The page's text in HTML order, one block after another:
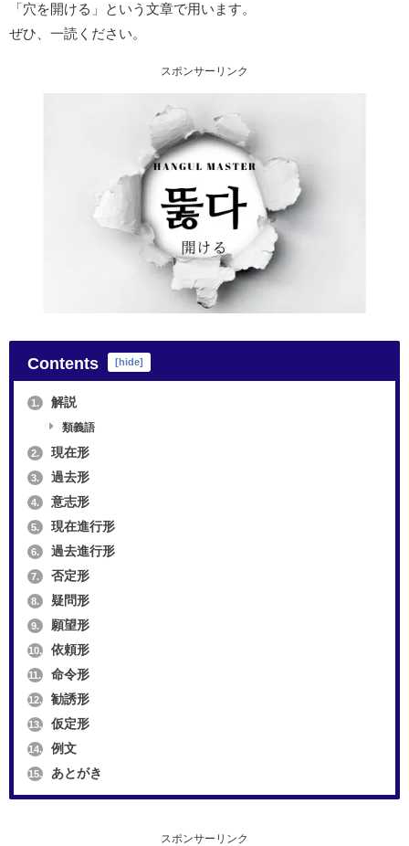
「穴を開ける」という文章で用います。
ぜひ、一読ください。
スポンサーリンク
Contents [hide]
1. 解説
類義語
2. 現在形
3. 過去形
4. 意志形
5. 現在進行形
6. 過去進行形
7. 否定形
8. 疑問形
9. 願望形
10. 依頼形
11. 命令形
12. 勧誘形
13. 仮定形
14. 例文
15. あとがき
スポンサーリンク